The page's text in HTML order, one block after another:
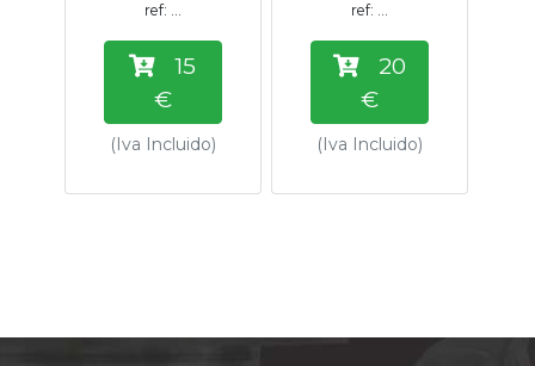
Empresa
Contacto
ref: ...
15
€
(Iva Incluido)
ref: ...
20
€
(Iva Incluido)